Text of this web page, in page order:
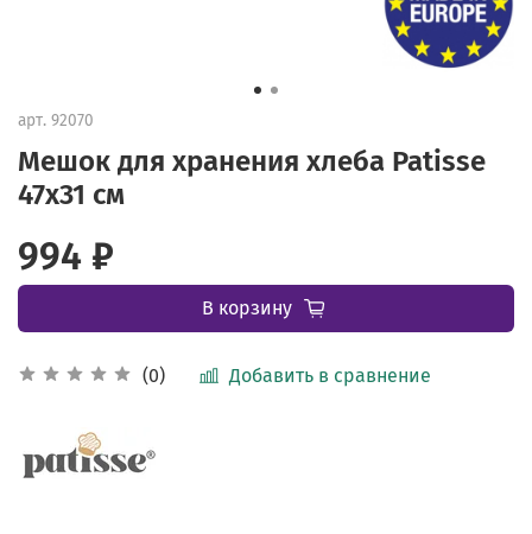
арт. 92070
Мешок для хранения хлеба Patisse
47х31 см
(0) Добавить в сравнение
994 ₽
В корзину